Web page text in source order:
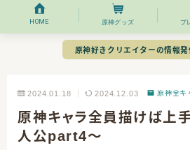
ホーム
プロフィール
お問い合わせ
HOME 原神グッズ プ
原神好きクリエイターの情報
2024.01.18 2024.12.03 原神全キ
原神キャラ全員描けば上
人公part4～